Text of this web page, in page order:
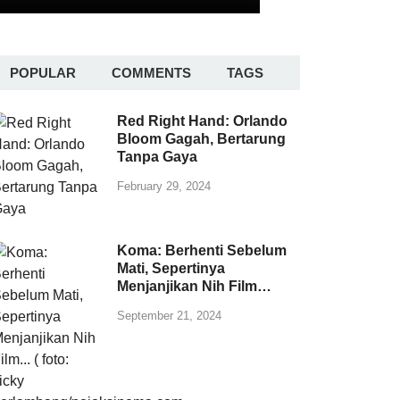
POPULAR COMMENTS TAGS
Red Right Hand: Orlando
Bloom Gagah, Bertarung
Tanpa Gaya
February 29, 2024
Koma: Berhenti Sebelum
Mati, Sepertinya
Menjanjikan Nih Film…
September 21, 2024